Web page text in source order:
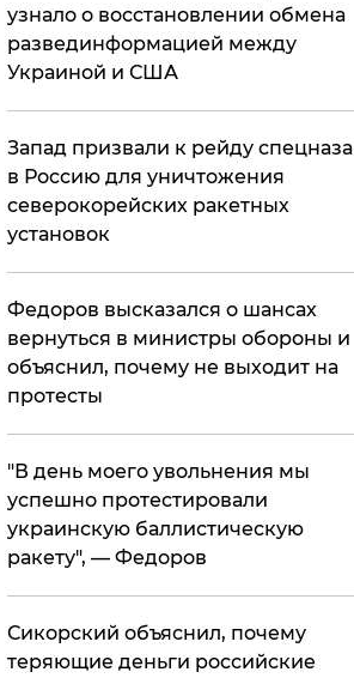
узнало о восстановлении обмена
развединформацией между
Украиной и США
Запад призвали к рейду спецназа
в Россию для уничтожения
северокорейских ракетных
установок
Федоров высказался о шансах
вернуться в министры обороны и
объяснил, почему не выходит на
протесты
​"В день моего увольнения мы
успешно протестировали
украинскую баллистическую
ракету", — Федоров
Сикорский объяснил, почему
теряющие деньги российские